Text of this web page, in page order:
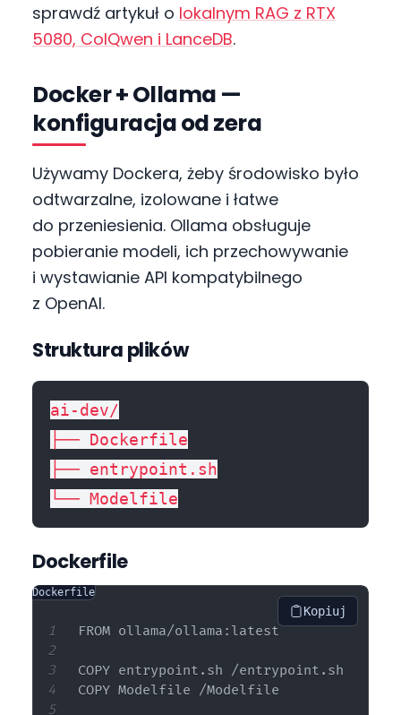
sprawdź artykuł o lokalnym RAG z RTX
5080, ColQwen i LanceDB.
Docker + Ollama —
konfiguracja od zera
Używamy Dockera, żeby środowisko było
odtwarzalne, izolowane i łatwe
do przeniesienia. Ollama obsługuje
pobieranie modeli, ich przechowywanie
i wystawianie API kompatybilnego
z OpenAI.
Struktura plików
ai-dev/
├── Dockerfile
├── entrypoint.sh
Dockerfile
Dockerfile
Kopiuj
FROM ollama/ollama:latest
COPY entrypoint.sh /entrypoint.sh
COPY Modelfile /Modelfile